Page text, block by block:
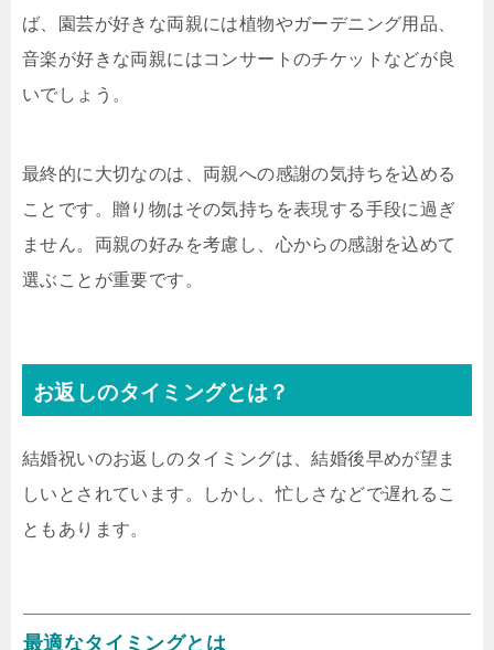
ば、園芸が好きな両親には植物やガーデニング用品、
音楽が好きな両親にはコンサートのチケットなどが良
いでしょう。
最終的に大切なのは、両親への感謝の気持ちを込める
ことです。贈り物はその気持ちを表現する手段に過ぎ
ません。両親の好みを考慮し、心からの感謝を込めて
選ぶことが重要です。
お返しのタイミングとは？
結婚祝いのお返しのタイミングは、結婚後早めが望ま
しいとされています。しかし、忙しさなどで遅れるこ
ともあります。
最適なタイミングとは